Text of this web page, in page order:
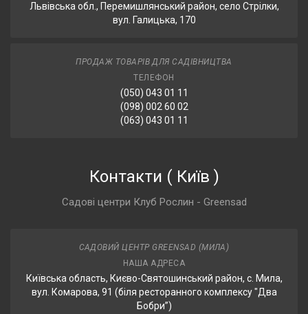
Львівська обл., Перемишлянський район, село Стрілки,
вул. Галицька, 170
ПРОДАЖ ТОВАРІВ ДЛЯ САДІВНИЦТВА
ТЕЛЕФОН
(050) 043 01 11
(098) 002 60 02
(063) 043 01 11
Контакти ( Київ )
Садові центри Клуб Рослин - Greensad
САДОВИЙ ЦЕНТР GREENSAD (МИЛА)
НАША АДРЕСА
Київська область, Києво-Святошинський район, с. Мила,
вул. Комарова, 91 (біля ресторанного комплексу "Два
Бобри”)